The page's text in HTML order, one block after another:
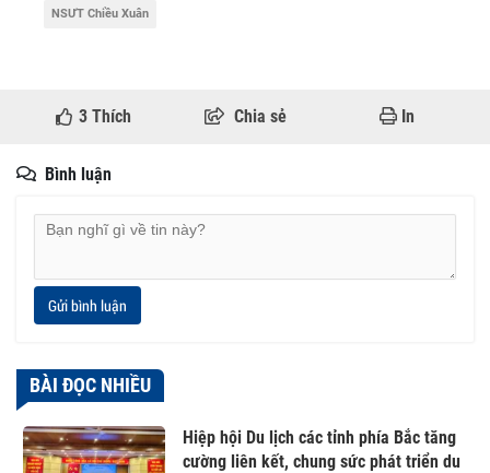
NSƯT Chiều Xuân
3Thích Chia sẻ In
Bình luận
Gửi bình luận
BÀI ĐỌC NHIỀU
Hiệp hội Du lịch các tỉnh phía Bắc tăng
cường liên kết, chung sức phát triển du